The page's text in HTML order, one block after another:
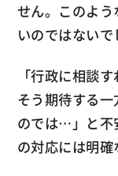
せん。このよ
いのではないで
「行政に相談
そう期待する
のでは…」と不
の対応には明確